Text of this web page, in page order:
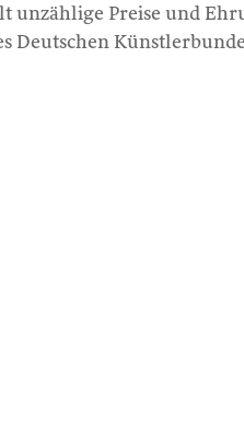
unzählige Preise und
Deutschen